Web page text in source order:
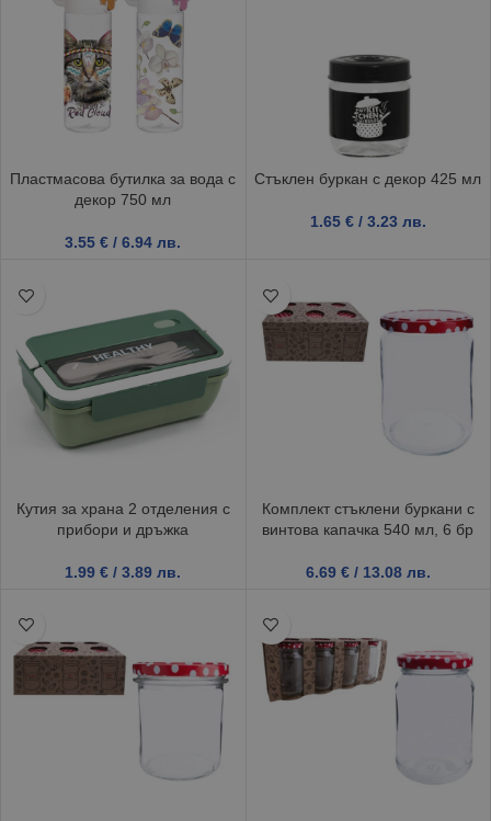
Пластмасова бутилка за вода с
декор 750 мл
3.55€ / 6.94 лв.
Стъклен буркан с декор 425 мл
1.65 € / 3.23 лв.
Кутия за храна 2 отделения с
прибори и дръжка
1.99€ / 3.89 лв.
Комплект стъклени буркани с
винтова капачка 540 мл, 6 бр
6.69 € / 13.08 лв.